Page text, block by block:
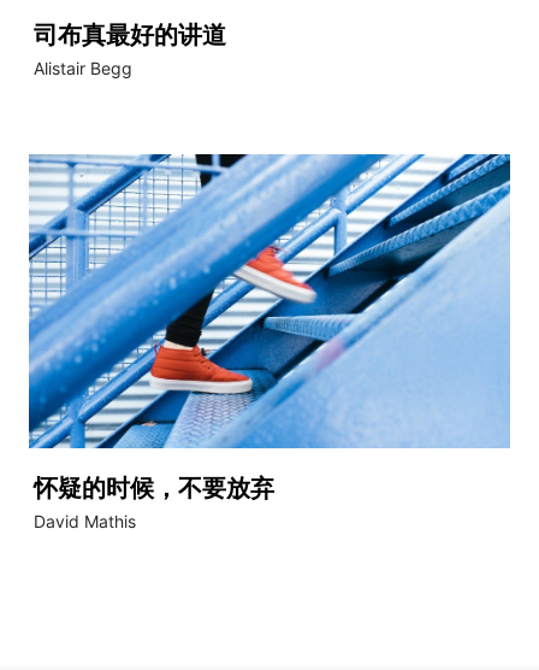
司布真最好的讲道
Alistair Begg
怀疑的时候，不要放弃
David Mathis